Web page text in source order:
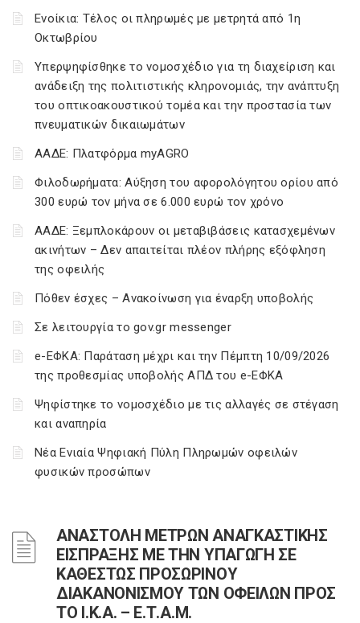
Ενοίκια: Τέλος οι πληρωμές με μετρητά από 1η
Οκτωβρίου
Υπερψηφίσθηκε το νομοσχέδιο για τη διαχείριση και
ανάδειξη της πολιτιστικής κληρονομιάς, την ανάπτυξη
του οπτικοακουστικού τομέα και την προστασία των
πνευματικών δικαιωμάτων
ΑΑΔΕ: Πλατφόρμα myAGRO
Φιλοδωρήματα: Αύξηση του αφορολόγητου ορίου από
300 ευρώ τον μήνα σε 6.000 ευρώ τον χρόνο
ΑΑΔΕ: Ξεμπλοκάρουν οι μεταβιβάσεις κατασχεμένων
ακινήτων – Δεν απαιτείται πλέον πλήρης εξόφληση
της οφειλής
Πόθεν έσχες – Ανακοίνωση για έναρξη υποβολής
Σε λειτουργία το gov.gr messenger
e-ΕΦΚΑ: Παράταση μέχρι και την Πέμπτη 10/09/2026
της προθεσμίας υποβολής ΑΠΔ του e-ΕΦΚΑ
Ψηφίστηκε το νομοσχέδιο με τις αλλαγές σε στέγαση
και αναπηρία
Νέα Ενιαία Ψηφιακή Πύλη Πληρωμών οφειλών
φυσικών προσώπων
ΑΝΑΣΤΟΛΗ ΜΕΤΡΩΝ ΑΝΑΓΚΑΣΤΙΚΗΣ
ΕΙΣΠΡΑΞΗΣ ΜΕ ΤΗΝ ΥΠΑΓΩΓΗ ΣΕ
ΚΑΘΕΣΤΩΣ ΠΡΟΣΩΡΙΝΟΥ
ΔΙΑΚΑΝΟΝΙΣΜΟΥ ΤΩΝ ΟΦΕΙΛΩΝ ΠΡΟΣ
ΤΟ Ι.Κ.Α. – Ε.Τ.Α.Μ.